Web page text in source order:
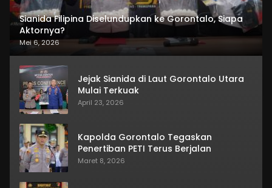
Sianida Filipina Diselundupkan ke Gorontalo, Siapa
Aktornya?
Mei 6, 2026
Jejak Sianida di Laut Gorontalo Utara
Mulai Terkuak
April 23, 2026
Kapolda Gorontalo Tegaskan
Penertiban PETI Terus Berjalan
Maret 8, 2026